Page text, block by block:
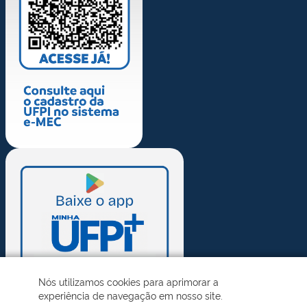
Nós utilizamos cookies para aprimorar a
experiência de navegação em nosso site.